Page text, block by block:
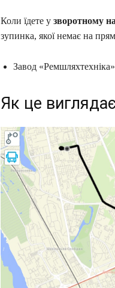
Коли їдете у зворотному
зупинка, якої немає на
Завод «Ремшляхтехніка»
Як це